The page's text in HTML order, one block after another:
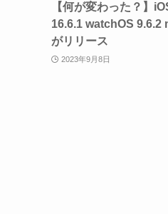
【何が変わった？】
16.6.1 watchOS 9.6.2
がリリース
2023年9月8日